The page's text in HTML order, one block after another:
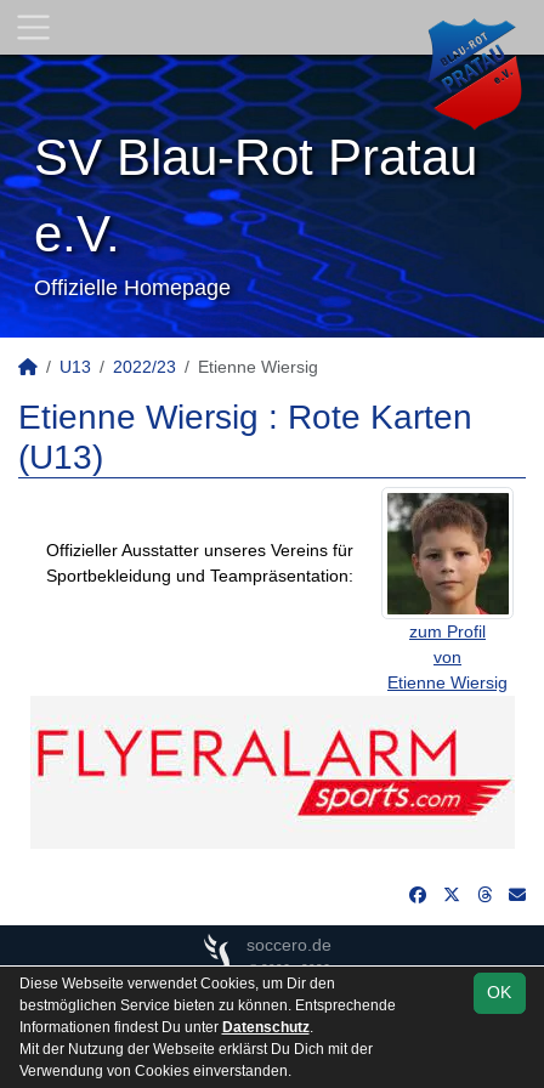
SV Blau-Rot Pratau
e.V.
Offizielle Homepage
U13 2022/23 Etienne Wiersig
Etienne Wiersig : Rote Karten
(U13)
zum Profil
von
Etienne Wiersig
Offizieller Ausstatter unseres Vereins für
Sportbekleidung und Teampräsentation:
soccero.de
© 2006 - 2026
Besucherstatistik Kontakt Impressum
Gästebuch
Datenschutz
OK
Diese Webseite verwendet Cookies, um Dir den
bestmöglichen Service bieten zu können. Entsprechende
Informationen findest Du unter Datenschutz.
Mit der Nutzung der Webseite erklärst Du Dich mit der
Verwendung von Cookies einverstanden.